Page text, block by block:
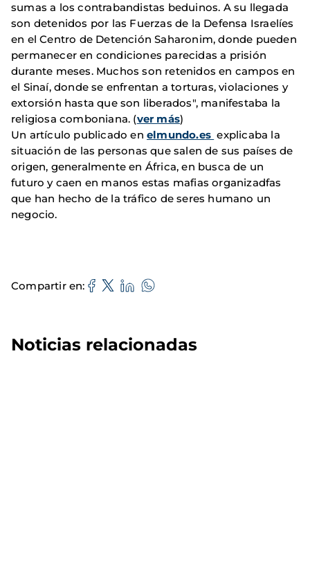
sumas a los contrabandistas beduinos. A su llegada
son detenidos por las Fuerzas de la Defensa Israelíes
en el Centro de Detención Saharonim, donde pueden
permanecer en condiciones parecidas a prisión
durante meses. Muchos son retenidos en campos en
el Sinaí, donde se enfrentan a torturas, violaciones y
extorsión hasta que son liberados", manifestaba la
religiosa comboniana. (ver más)
Un artículo publicado en elmundo.es explicaba la
situación de las personas que salen de sus países de
origen, generalmente en África, en busca de un
futuro y caen en manos estas mafias organizadfas
que han hecho de la tráfico de seres humano un
negocio.
Compartir en
Noticias relacionadas